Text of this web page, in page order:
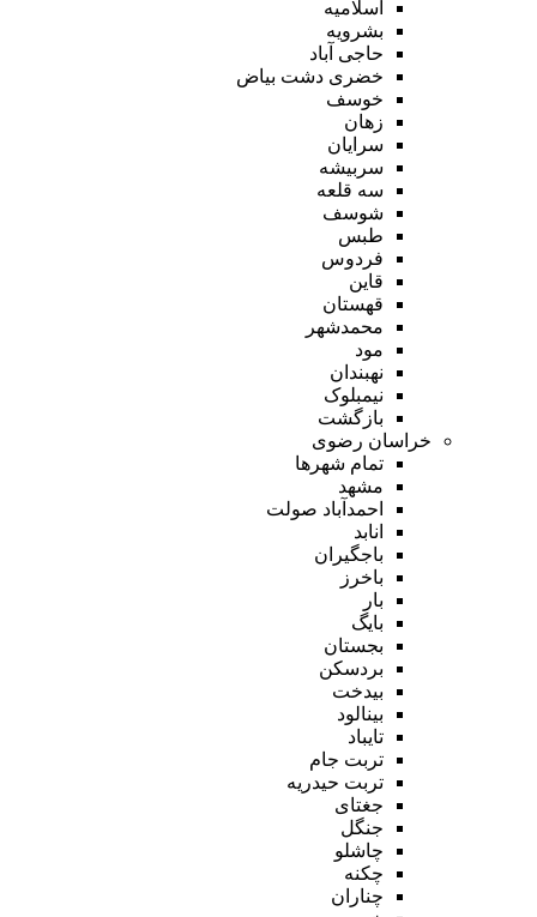
اسلامیه
بشرویه
حاجی آباد
خضری دشت بیاض
خوسف
زهان
سرایان
سربیشه
سه قلعه
شوسف
طبس
فردوس
قاین
قهستان
محمدشهر
مود
نهبندان
نیمبلوک
بازگشت
خراسان رضوی
تمام شهر‌ها
مشهد
احمدآباد صولت
انابد
باجگیران
باخرز
بار
بایگ
بجستان
بردسکن
بیدخت
بینالود
تایباد
تربت جام
تربت حیدریه
جغتای
جنگل
چاشلو
چکنه
چناران